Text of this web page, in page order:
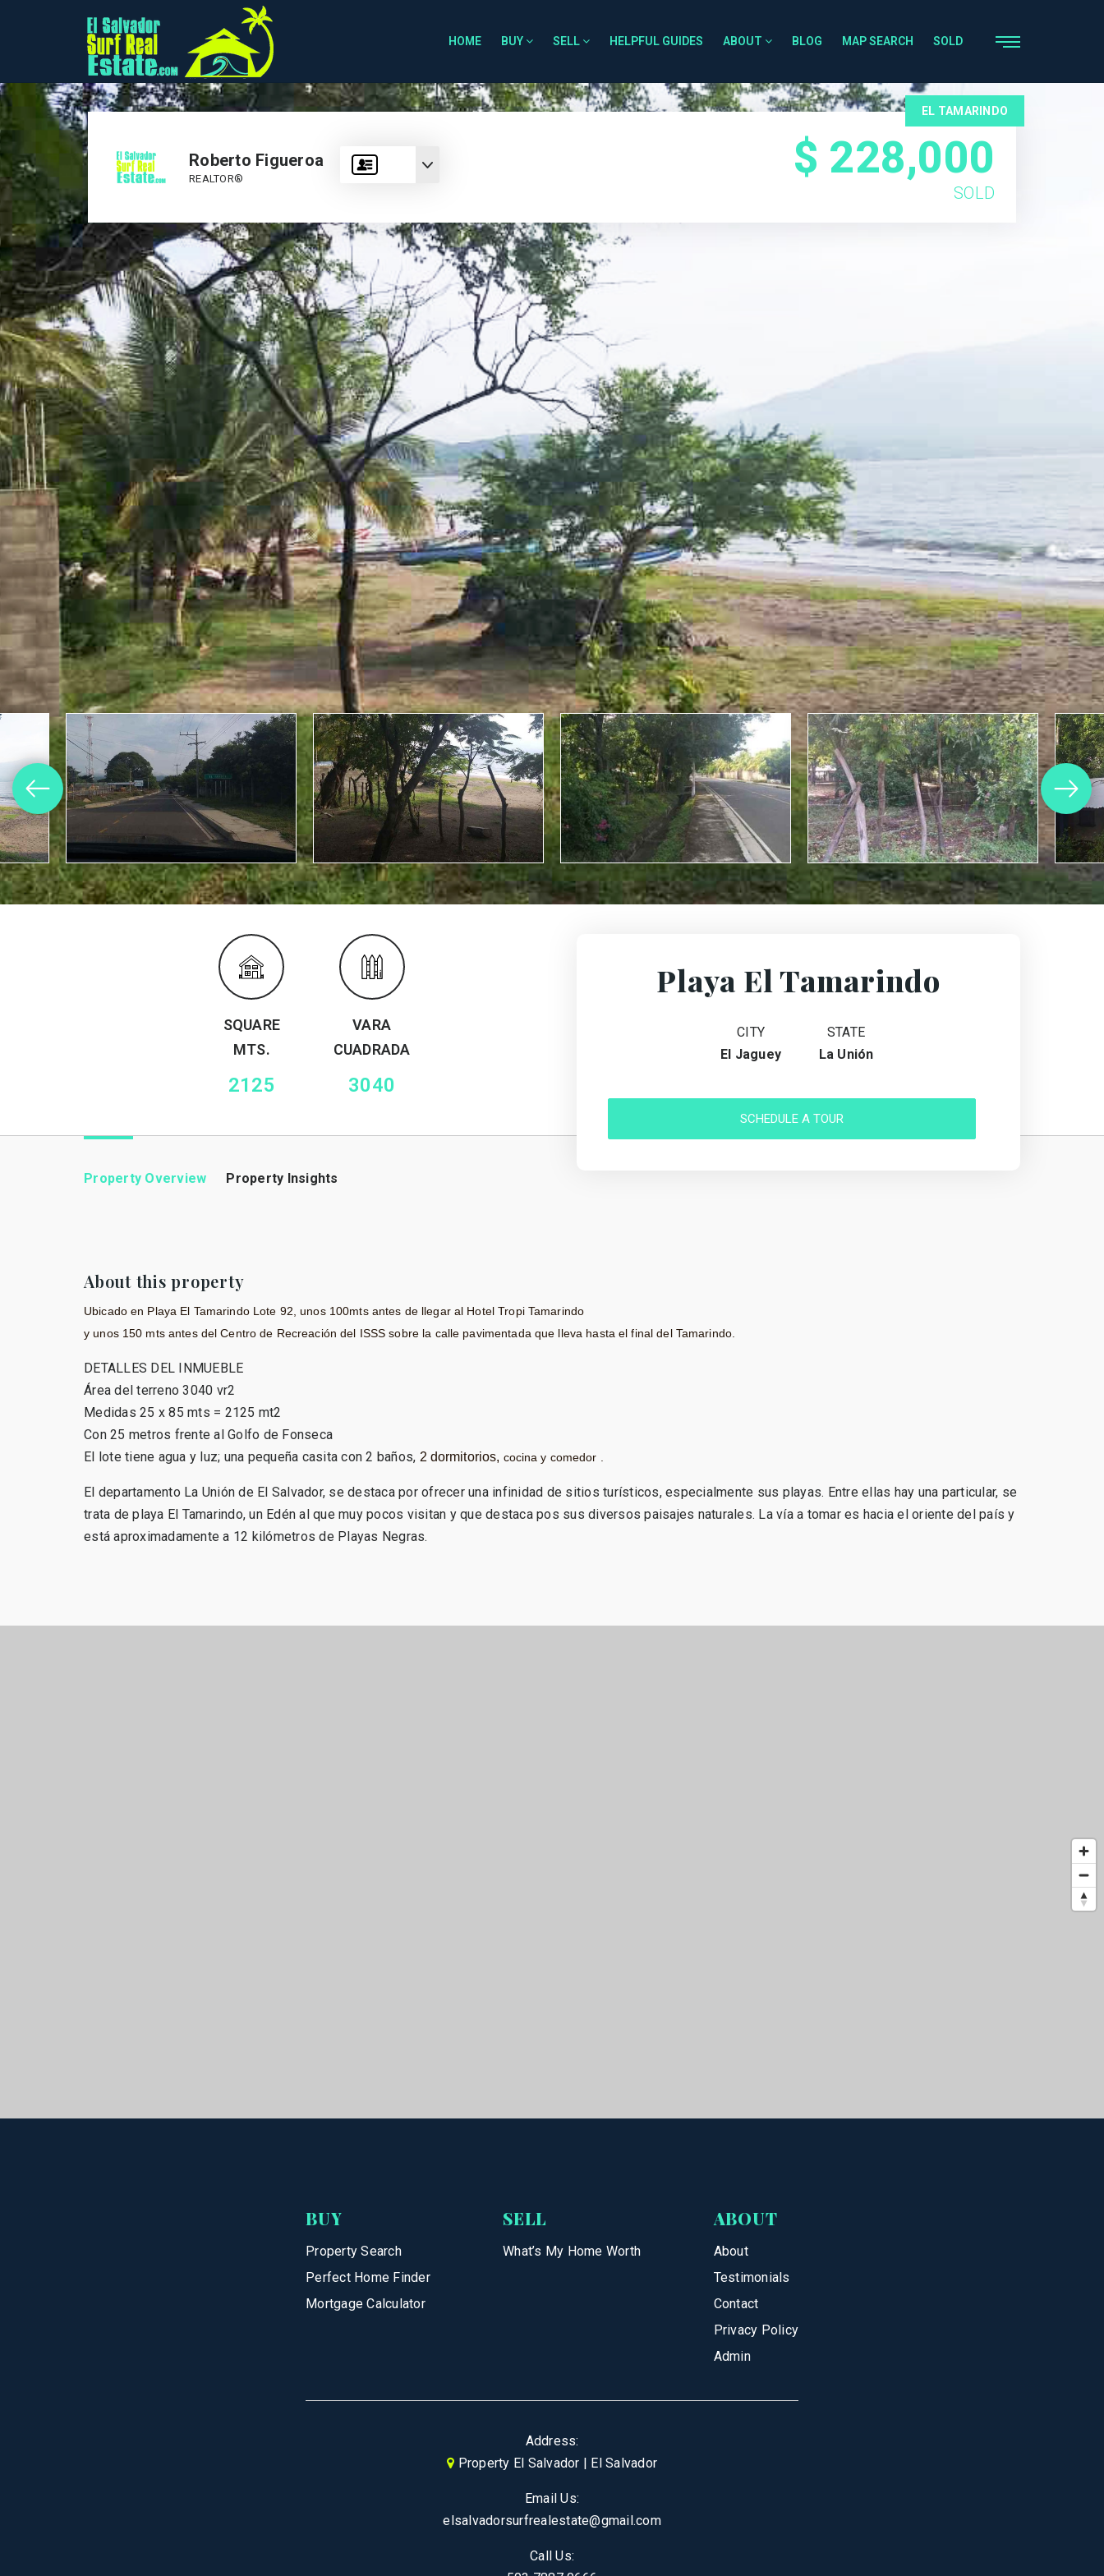
HOME BUY SELL HELPFUL GUIDES ABOUT BLOG MAP SEARCH SOLD
Roberto Figueroa
REALTOR®
EL TAMARINDO
$ 228,000
SOLD
SQUARE
MTS.
2125
VARA
CUADRADA
3040
Playa El Tamarindo
CITY
El Jaguey
STATE
La Unión
SCHEDULE A TOUR
Property Overview Property Insights
About this property
Ubicado en Playa El Tamarindo Lote 92, unos 100mts antes de llegar al Hotel Tropi Tamarindo
y unos 150 mts antes del Centro de Recreación del ISSS sobre la calle pavimentada que lleva hasta el final del Tamarindo.
DETALLES DEL INMUEBLE
Área del terreno 3040 vr2
Medidas 25 x 85 mts = 2125 mt2
Con 25 metros frente al Golfo de Fonseca
El lote tiene agua y luz; una pequeña casita con 2 baños, 2 dormitorios, cocina y comedor .
El departamento La Unión de El Salvador, se destaca por ofrecer una infinidad de sitios turísticos, especialmente sus playas. Entre ellas hay una particular, se
trata de playa El Tamarindo, un Edén al que muy pocos visitan y que destaca pos sus diversos paisajes naturales. La vía a tomar es hacia el oriente del país y
está aproximadamente a 12 kilómetros de Playas Negras.
BUY
Property Search
Perfect Home Finder
Mortgage Calculator
SELL
What’s My Home Worth
ABOUT
About
Testimonials
Contact
Privacy Policy
Admin
Address:
Property El Salvador | El Salvador
Email Us:
elsalvadorsurfrealestate@gmail.com
Call Us: